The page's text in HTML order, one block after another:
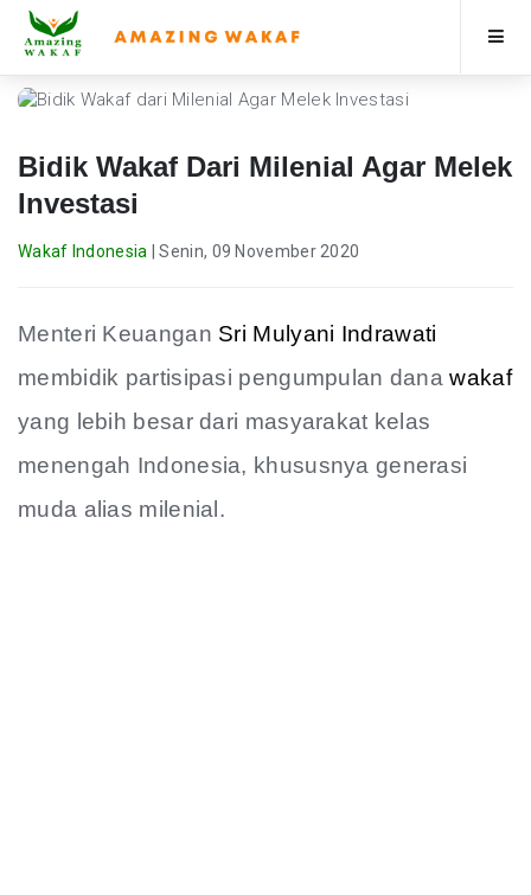
Beranda
Program
Profile
Bidik Wakaf Dari Milenial Agar Melek
Investasi
Wakaf Indonesia |Senin, 09 November 2020
Menteri Keuangan Sri Mulyani Indrawati
membidik partisipasi pengumpulan danawakaf
yang lebih besar dari masyarakat kelas
menengah Indonesia, khususnya generasi
muda alias milenial.